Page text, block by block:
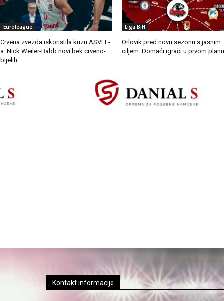
Euroleague
Crvena zvezda iskoristila krizu ASVEL-
a: Nick Weiler-Babb novi bek crveno-
bijelih
Liga BiH
Orlovik pred novu sezonu s jasnim
ciljem: Domaći igrači u prvom planu
Kontakt informacije